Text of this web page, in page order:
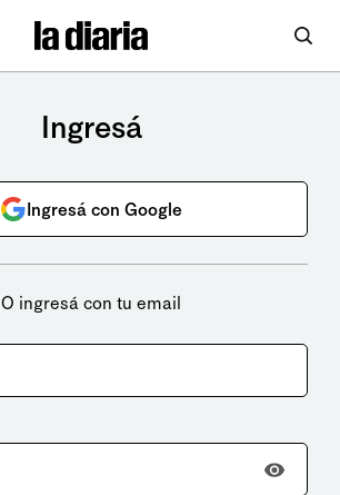
Ingresá
Ingresá con Google
O ingresá con tu email